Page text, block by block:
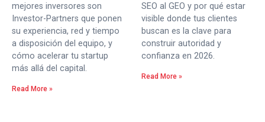
mejores inversores son
Investor-Partners que ponen
su experiencia, red y tiempo
a disposición del equipo, y
cómo acelerar tu startup
más allá del capital.
Read More »
SEO al GEO y por qué estar
visible donde tus clientes
buscan es la clave para
construir autoridad y
confianza en 2026.
Read More »